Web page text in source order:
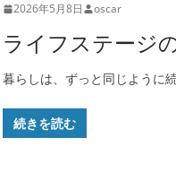
2026年5月8日 oscar
ライフステージ
暮らしは、ずっと同じように
続きを読む